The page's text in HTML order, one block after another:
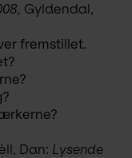
Gyldendal,
fremstillet.
Dan: Lysende